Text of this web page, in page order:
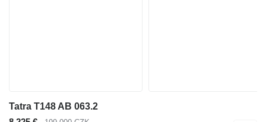
Tatra T148 AB 063.2